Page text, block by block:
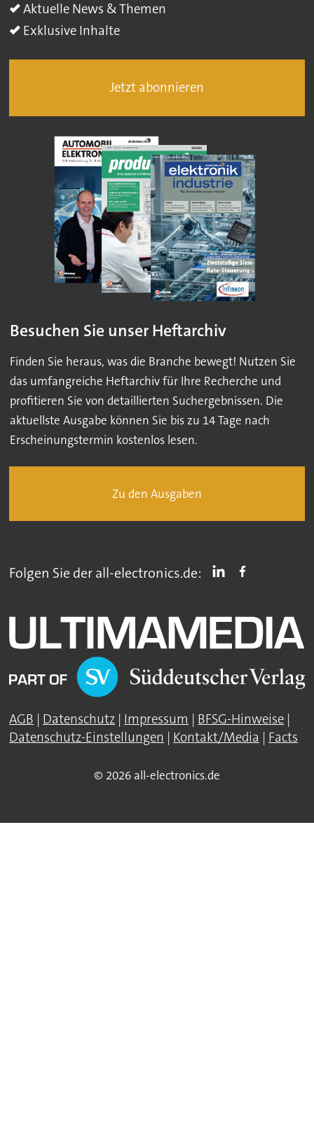
Aktuelle News & Themen
Exklusive Inhalte
Jetzt abonnieren
Besuchen Sie unser Heftarchiv
Finden Sie heraus, was die Branche bewegt! Nutzen Sie
das umfangreiche Heftarchiv für Ihre Recherche und
profitieren Sie von detaillierten Suchergebnissen. Die
aktuellste Ausgabe können Sie bis zu 14 Tage nach
Erscheinungstermin kostenlos lesen.
Zu den Ausgaben
Folgen Sie der all-electronics.de:
AGB | Datenschutz | Impressum | BFSG-Hinweise |
Datenschutz-Einstellungen | Kontakt/Media | Facts
© 2026 all-electronics.de